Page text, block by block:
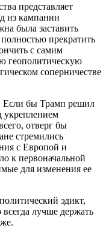
представляет
из кампании
была заставить
прекратить
с самим
геополитическую
соперничестве
Если бы Трамп решил
укреплением
отверг бы
стремились
с Европой и
к первоначальной
для изменения ее
эдикт,
лучше держать